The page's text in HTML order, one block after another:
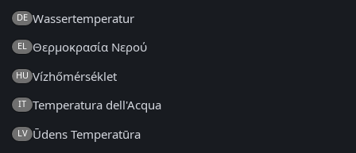
DE Wassertemperatur
EL Θερμοκρασία Νερού
HU Vízhőmérséklet
IT Temperatura dell'Acqua
LV Ūdens Temperatūra